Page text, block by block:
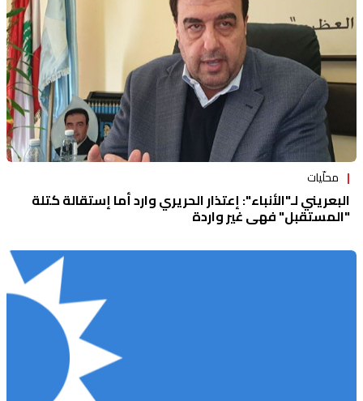
محلّيات
البعريني لـ"الأنباء": إعتذار الحريري وارد أما إستقالة كتلة
"المستقبل" فهي غير واردة